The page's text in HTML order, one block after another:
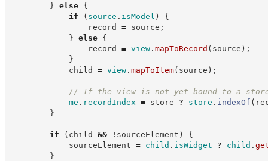
} else
{
if
( source . isModel )
{
record = source ;
} else
{
record = view. mapToRecord ( source ) ;
}
child = view. mapToItem( source ) ;
// If the view is not yet bound to a
me . recordIndex = store ? store . indexOf (
}
if ( child && ! sourceElement )
{
sourceElement = child . isWidget ? child .
}